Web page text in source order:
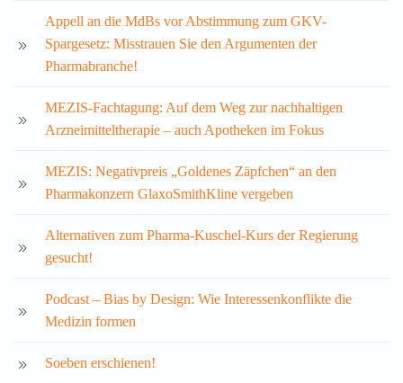
Appell an die MdBs vor Abstimmung zum GKV-
Spargesetz: Misstrauen Sie den Argumenten der
Pharmabranche!
MEZIS-Fachtagung: Auf dem Weg zur nachhaltigen
Arzneimitteltherapie – auch Apotheken im Fokus
MEZIS: Negativpreis „Goldenes Zäpfchen“ an den
Pharmakonzern GlaxoSmithKline vergeben
Alternativen zum Pharma-Kuschel-Kurs der Regierung
gesucht!
Podcast – Bias by Design: Wie Interessenkonflikte die
Medizin formen
Soeben erschienen!